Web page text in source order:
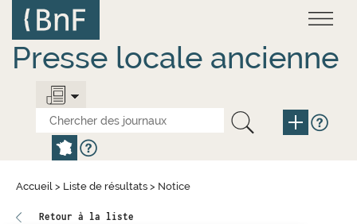
contenu
principal
Presse locale ancienne
Accueil > Liste de résultats > Notice
Retour à la liste
Panneau de gestion des cookies